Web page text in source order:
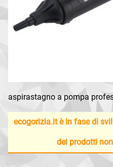
aspirastagno a pompa
ecogorizia.it è in fase di
dei prodotti